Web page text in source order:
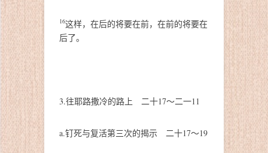
16这样，在后的将要在前，在前的将要在
后了。
3.往耶路撒冷的路上 二十17～二一11
a.钉死与复活第三次的揭示 二十17～19